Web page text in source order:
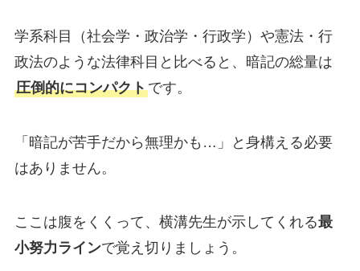
学系科目（社会学・政治学・行政学）や憲法・行
政法のような法律科目と比べると、暗記の総量は
圧倒的にコンパクトです。
「暗記が苦手だから無理かも…」と身構える必要
はありません。
ここは腹をくくって、横溝先生が示してくれる最
小努力ラインで覚え切りましょう。